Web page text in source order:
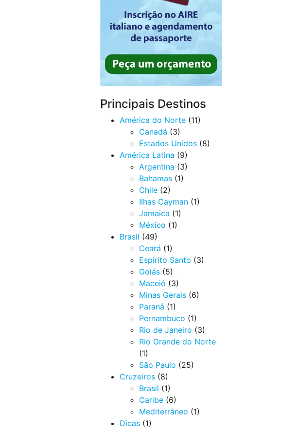
Principais Destinos
América do Norte (11)
Canadá (3)
Estados Unidos (8)
América Latina (9)
Argentina (3)
Bahamas (1)
Chile (2)
Ilhas Cayman (1)
Jamaica (1)
México (1)
Brasil (49)
Ceará (1)
Espirito Santo (3)
Goiás (5)
Maceió (3)
Minas Gerais (6)
Paraná (1)
Pernambuco (1)
Rio de Janeiro (3)
Rio Grande do Norte
(1)
São Paulo (25)
Cruzeiros (8)
Brasil (1)
Caribe (6)
Mediterrâneo (1)
Dicas (1)